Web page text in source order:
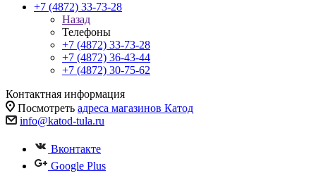
+7 (4872) 33-73-28
Назад
Телефоны
+7 (4872) 33-73-28
+7 (4872) 36-43-44
+7 (4872) 30-75-62
Контактная информация
Посмотреть адреса магазинов Катод
info@katod-tula.ru
Вконтакте
Google Plus